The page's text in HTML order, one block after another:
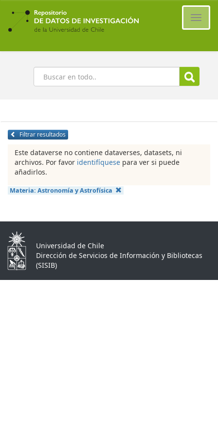
Ir
contenido
principal
Buscar
Filtrar resultados
Este dataverse no contiene dataverses, datasets, ni
archivos. Por favor identifíquese para ver si puede
añadirlos.
Materia: Astronomía y Astrofísica
Universidad de Chile
Dirección de Servicios de Información y Bibliotecas
(SISIB)